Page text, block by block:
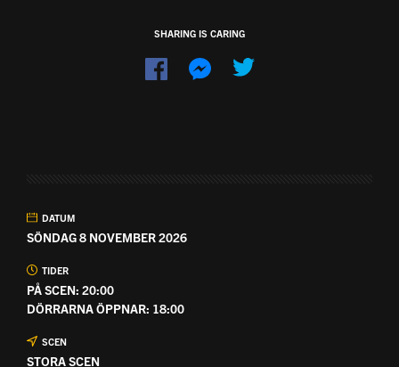
SHARING IS CARING
Dela
Dela
DATUM
SÖNDAG 8 NOVEMBER 2026
TIDER
PÅ SCEN: 20:00
DÖRRARNA ÖPPNAR: 18:00
SCEN
STORA SCEN